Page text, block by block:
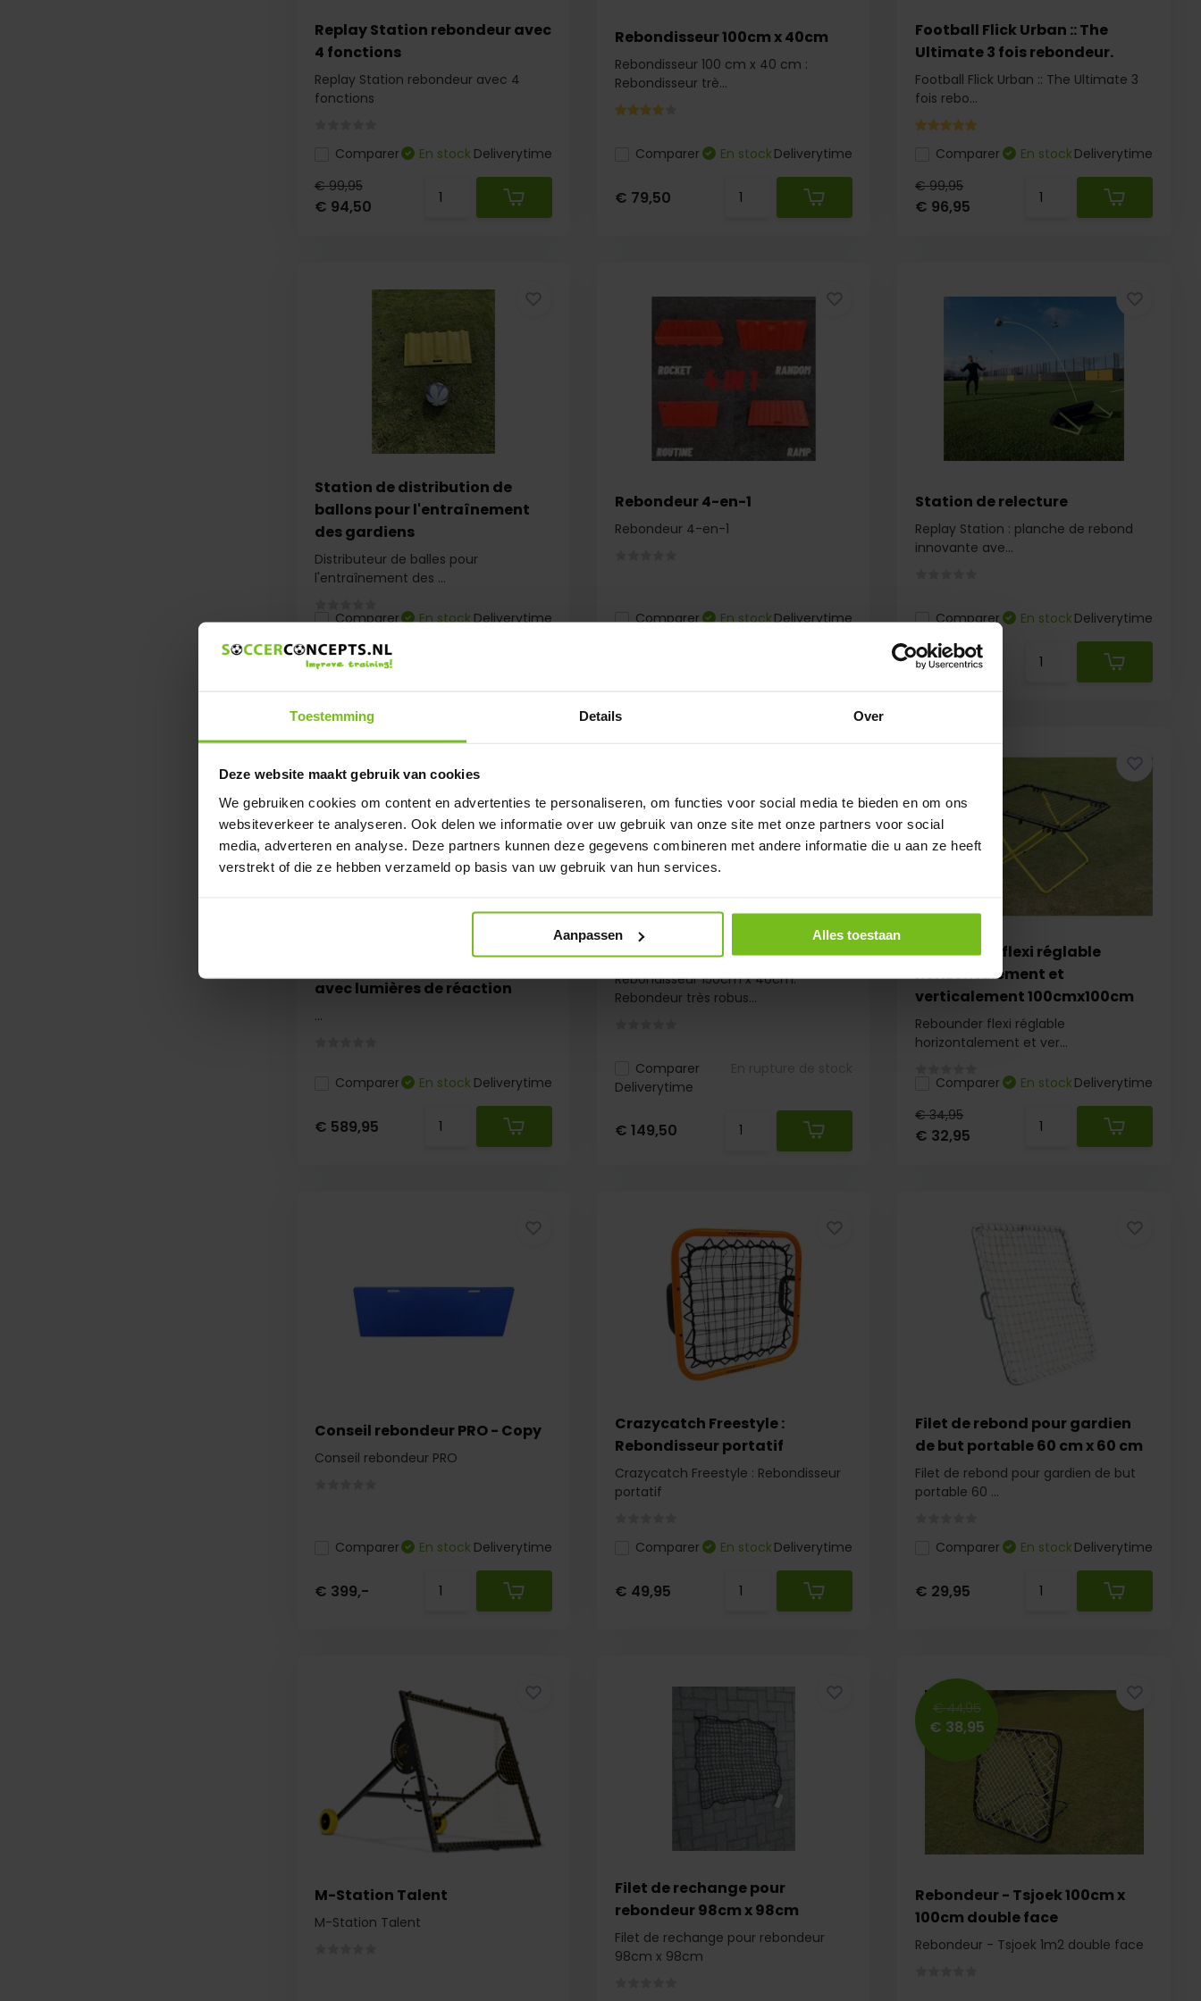
Toestemming Details Over
Deze website maakt gebruik van cookies
We gebruiken cookies om content en advertenties te personaliseren, om functies voor social media te bieden en om ons
websiteverkeer te analyseren. Ook delen we informatie over uw gebruik van onze site met onze partners voor social
media, adverteren en analyse. Deze partners kunnen deze gegevens combineren met andere informatie die u aan ze heeft
verstrekt of die ze hebben verzameld op basis van uw gebruik van hun services.
Aanpassen Alles toestaan
Replay Station rebondeur avec
4 fonctions
Replay Station rebondeur avec 4
fonctions
Comparer En stock Deliverytime
€ 99,95
€ 94,50
Rebondisseur 100cm x 40cm
Rebondisseur 100 cm x 40 cm :
Rebondisseur trè...
Comparer En stock Deliverytime
€ 79,50
Football Flick Urban :: The
Ultimate 3 fois rebondeur.
Football Flick Urban :: The Ultimate 3
fois rebo...
Comparer En stock Deliverytime
€ 99,95
€ 96,95
Station de distribution de
ballons pour l'entraînement
des gardiens
Distributeur de balles pour
l'entraînement des ...
Comparer En stockDeliverytime
€ 39,95
Rebondeur 4-en-1
Rebondeur 4-en-1
Comparer En stockDeliverytime
Station de relecture
Replay Station : planche de rebond
innovante ave...
Comparer En stock Deliverytime
€ 87,95
avec lumières de réaction
...
Comparer En stock Deliverytime
€ 589,95
Rebondisseur 150cm x40cm
Rebondisseur 150cm x 40cm.
Rebondeur très robus...
Comparer
Deliverytime
€ 149,50
€ 32,95
Rebounder flexi réglable
horizontalement et
verticalement 100cmx100cm
Rebounder flexi réglable
horizontalement et ver...
Comparer En stock Deliverytime
€ 34,95
€ 32,95
Conseil rebondeur PRO - Copy
Conseil rebondeur PRO
Comparer En stock Deliverytime
€ 399,-
Crazycatch Freestyle :
Rebondisseur portatif
Crazycatch Freestyle : Rebondisseur
portatif
Comparer En stock Deliverytime
€ 49,95
Filet de rebond pour gardien
de but portable 60 cm x 60 cm
Filet de rebond pour gardien de but
portable 60 ...
Comparer En stock Deliverytime
€ 29,95
M-Station Talent
M-Station Talent
Filet de rechange pour
rebondeur 98cm x 98cm
Filet de rechange pour rebondeur
98cm x 98cm
€ 44,95
€ 38,95
Rebondeur - Tsjoek 100cm x
100cm double face
Rebondeur - Tsjoek 1m2 double face